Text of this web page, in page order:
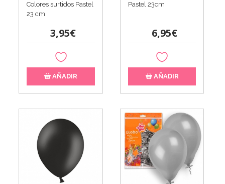
Colores surtidos Pastel
23 cm
3,95€
AÑADIR
Pastel 23cm
6,95€
AÑADIR